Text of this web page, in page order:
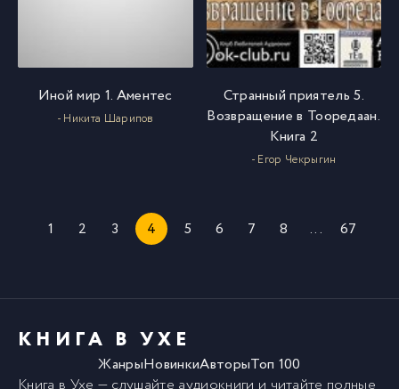
Иной мир 1. Аментес
- Никита Шарипов
Странный приятель 5.
Возвращение в Тооредаан.
Книга 2
- Егор Чекрыгин
1 2 3 4 5 6 7 8 ... 67
КНИГА В УХЕ
ЖанрыНовинкиАвторыТоп 100